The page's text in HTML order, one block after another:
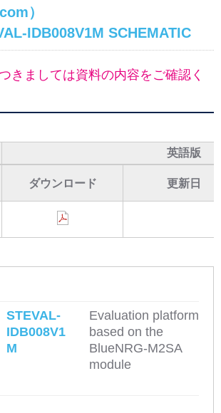
）
IDB008V1M SCHEMATIC
きましては資料の内容をご確認く
英語版
ダウンロード 更新日
STEVAL-
IDB008V1
M
Evaluation platform
based on the
BlueNRG-M2SA
module